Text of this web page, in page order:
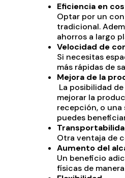
Eficiencia en
Optar por un
tradicional.
ahorros a largo
Velocidad de
Si necesitas
más rápidas de
Mejora de la
La posibilidad
mejorar la
recepción, o una
puedes
Otra ventaja de
Aumento del
Un beneficio
físicas de